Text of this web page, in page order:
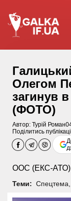
Олегом
загинув
(ФОТО)
Автор: Турій Роман
Поділитись
ООС (ЕКС-АТО)
Теми: Спецтема